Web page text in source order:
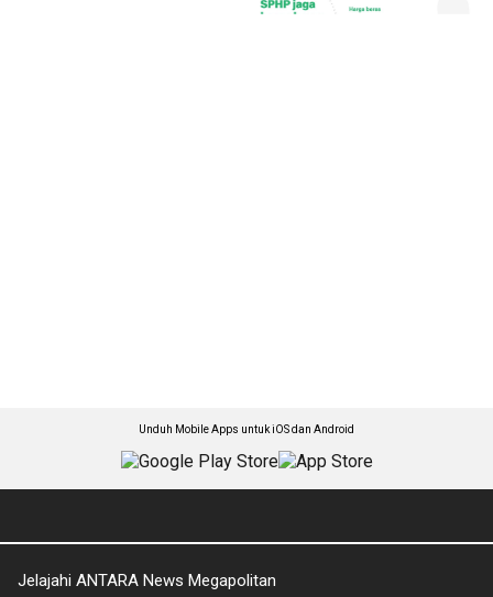
Unduh Mobile Apps untuk iOS dan Android
Jelajahi ANTARA News Megapolitan